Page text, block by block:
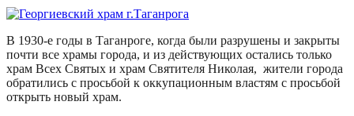
В 1930-е годы в Таганроге, когда были разрушены и закрыты
почти все храмы города, и из действующих остались только
храм Всех Святых и храм Святителя Николая, жители города
обратились с просьбой к оккупационным властям с просьбой
открыть новый храм.